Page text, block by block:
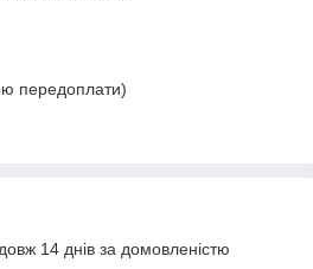
передоплати)
14 днів за домовленістю